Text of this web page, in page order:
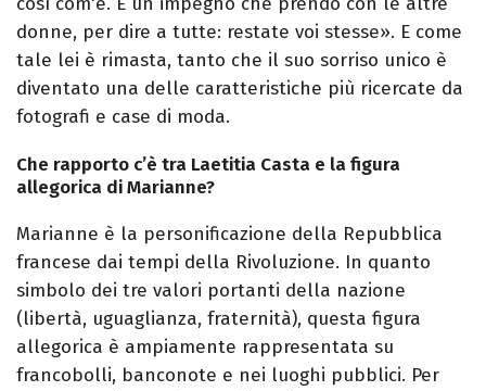
donne, per dire a tutte: restate voi stesse». E come
tale lei è rimasta, tanto che il suo sorriso unico è
diventato una delle caratteristiche più ricercate da
fotografi e case di moda.
Che rapporto c’è tra Laetitia Casta e la figura
allegorica di Marianne?
Marianne è la personificazione della Repubblica
francese dai tempi della Rivoluzione. In quanto
simbolo dei tre valori portanti della nazione
(libertà, uguaglianza, fraternità), questa figura
allegorica è ampiamente rappresentata su
francobolli, banconote e nei luoghi pubblici. Per